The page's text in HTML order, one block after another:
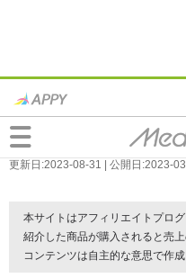
【連載】『HSP女
第10話
更新日:2023-08-31 | 公開日:2023-
本サイトはアフィリエイトプロ
紹介した商品が購入されると売
コンテンツは自主的な意思で作成